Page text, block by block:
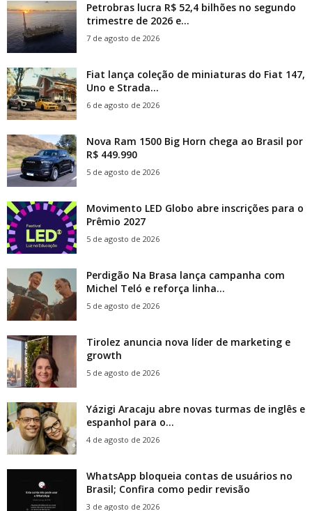
Petrobras lucra R$ 52,4 bilhões no segundo
trimestre de 2026 e...
7 de agosto de 2026
Fiat lança coleção de miniaturas do Fiat 147,
Uno e Strada...
6 de agosto de 2026
Nova Ram 1500 Big Horn chega ao Brasil por
R$ 449.990
5 de agosto de 2026
Movimento LED Globo abre inscrições para o
Prêmio 2027
5 de agosto de 2026
Perdigão Na Brasa lança campanha com
Michel Teló e reforça linha...
5 de agosto de 2026
Tirolez anuncia nova líder de marketing e
growth
5 de agosto de 2026
Yázigi Aracaju abre novas turmas de inglês e
espanhol para o...
4 de agosto de 2026
WhatsApp bloqueia contas de usuários no
Brasil; Confira como pedir revisão
3 de agosto de 2026